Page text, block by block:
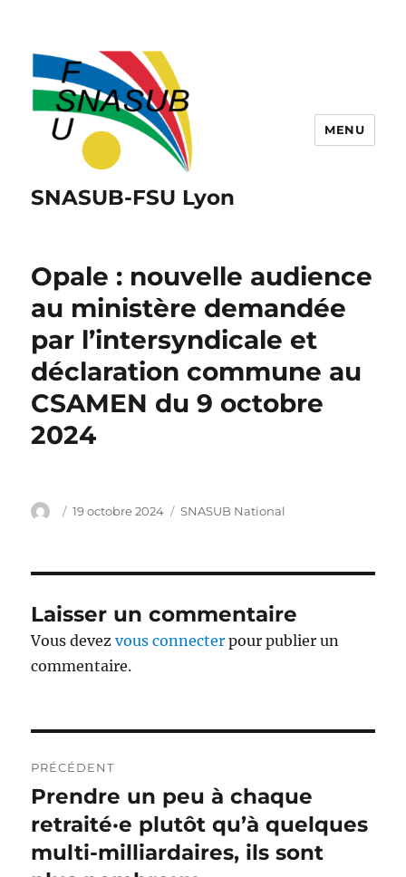
SNASUB-FSU Lyon
MENU
Opale : nouvelle audience
au ministère demandée
par l’intersyndicale et
déclaration commune au
CSAMEN du 9 octobre
2024
Auteur
Publié
19 octobre 2024 Catégories
SNASUB National
Laisser un commentaire
Vous devezvous connecter pour publier un
commentaire.
de
l’article
PRÉCÉDENT
Publication
précédente :
Prendre un peu à chaque
retraité·e plutôt qu’à quelques
multi-milliardaires, ils sont